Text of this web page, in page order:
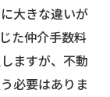
大きな違いが
た仲介手数料
ますが、不動
必要はありま